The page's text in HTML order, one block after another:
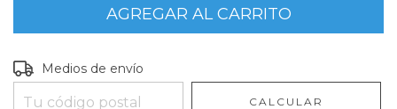
Entregas para el CP:
Medios de envío
CALCULAR